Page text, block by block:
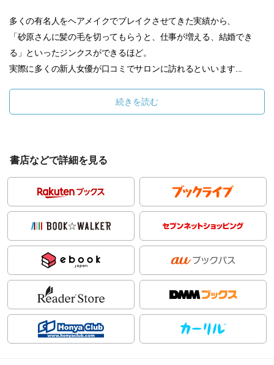
多くの有名人をヘアメイクでブレイクさせてきた実績から、
「砂原さんに髪の毛を切ってもらうと、仕事が増える、結婚でき
る」といったジンクスができるほど。
実際に多くの新人女優が口コミでサロンに訪れるといいます...
続きを読む
書店などで詳細を見る